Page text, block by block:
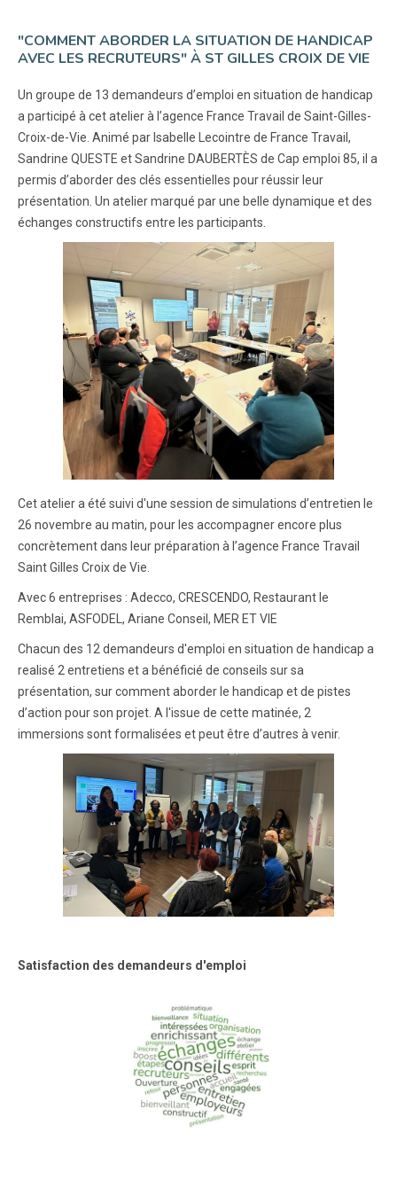
"COMMENT ABORDER LA SITUATION DE HANDICAP
AVEC LES RECRUTEURS" À ST GILLES CROIX DE VIE
Un groupe de 13 demandeurs d’emploi en situation de handicap
a participé à cet atelier à l’agence France Travail de Saint-Gilles-
Croix-de-Vie. Animé par Isabelle Lecointre de France Travail,
Sandrine QUESTE et Sandrine DAUBERTÈS de Cap emploi 85, il a
permis d’aborder des clés essentielles pour réussir leur
présentation. Un atelier marqué par une belle dynamique et des
échanges constructifs entre les participants.
Cet atelier a été suivi d'une session de simulations d’entretien le
26 novembre au matin, pour les accompagner encore plus
concrètement dans leur préparation à l’agence France Travail
Saint Gilles Croix de Vie.
Avec 6 entreprises : Adecco, CRESCENDO, Restaurant le
Remblai, ASFODEL, Ariane Conseil, MER ET VIE
Chacun des 12 demandeurs d'emploi en situation de handicap a
realisé 2 entretiens et a bénéficié de conseils sur sa
présentation, sur comment aborder le handicap et de pistes
d’action pour son projet. A l'issue de cette matinée, 2
immersions sont formalisées et peut être d’autres à venir.
Satisfaction des demandeurs d'emploi